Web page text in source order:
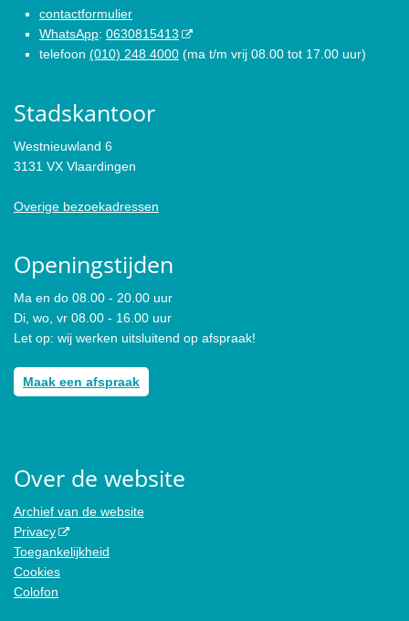
contactformulier
WhatsApp: 0630815413
telefoon (010) 248 4000 (ma t/m vrij 08.00 tot 17.00 uur)
Stadskantoor
Westnieuwland 6
3131 VX Vlaardingen
Overige bezoekadressen
Openingstijden
Ma en do 08.00 - 20.00 uur
Di, wo, vr 08.00 - 16.00 uur
Let op: wij werken uitsluitend op afspraak!
Maak een afspraak
Over de website
Archief van de website
Privacy
Toegankelijkheid
Cookies
Colofon